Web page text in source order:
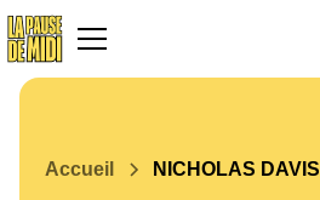
Accueil NICHOLAS DAVIS